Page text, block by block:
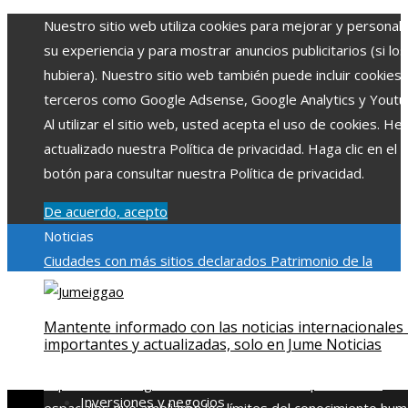
Nuestro sitio web utiliza cookies para mejorar y
su experiencia y para mostrar anuncios publicitarios (si los
hubiera). Nuestro sitio web también puede incluir cookies
terceros como Google Adsense, Google Analytics y
Al utilizar el sitio web, usted acepta el uso de cookies.
actualizado nuestra Política de privacidad. Haga clic en el
botón para consultar nuestra Política de privacidad.
De acuerdo, acepto
Noticias
Ciudades con más sitios declarados Patrimonio de la
Humanidad y su importancia
la inversión productiva y reducir la fragmentación
en Bosnia y Herzegovina
La gran depresión de 1929 y su
Mantente informado con las noticias internacionales
importantes y actualizadas, solo en Jume Noticias
Inversiones y negocios